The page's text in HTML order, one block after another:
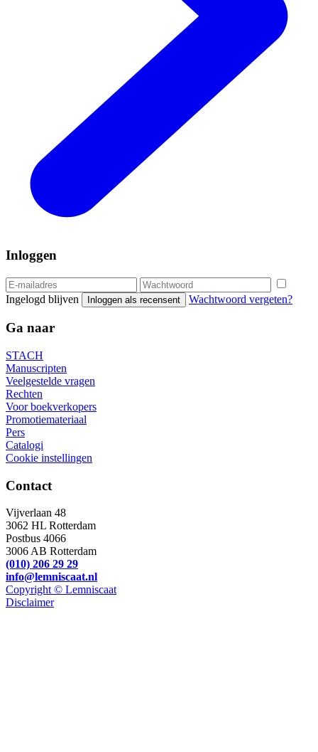
Inloggen
Ingelogd blijven Inloggen als recensent Wachtwoord vergeten?
Ga naar
STACH
Manuscripten
Veelgestelde vragen
Rechten
Voor boekverkopers
Promotiemateriaal
Pers
Catalogi
Cookie instellingen
Contact
Vijverlaan 48
3062 HL Rotterdam
Postbus 4066
3006 AB Rotterdam
(010) 206 29 29
info@lemniscaat.nl
Copyright © Lemniscaat
Disclaimer